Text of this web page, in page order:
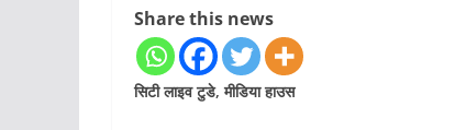
Share this news
सिटी लाइव टुडे, मीडिया हाउस